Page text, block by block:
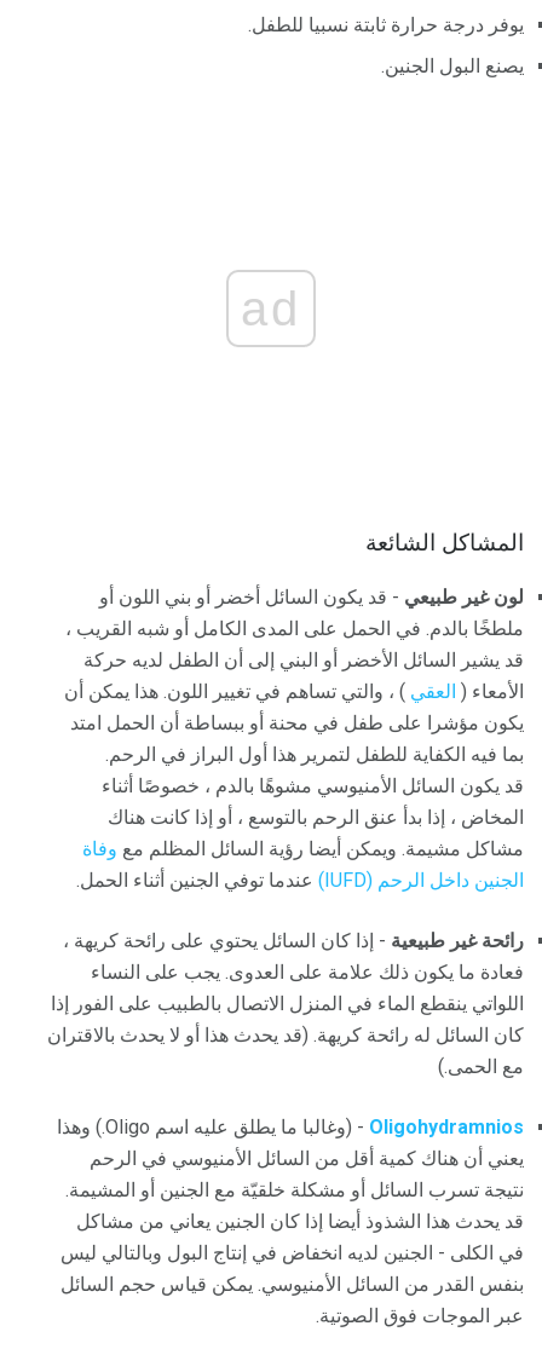
يوفر درجة حرارة ثابتة نسبيا للطفل.
يصنع البول الجنين.
ad
المشاكل الشائعة
لون غير طبيعي - قد يكون السائل أخضر أو ​​بني اللون أو
ملطخًا بالدم. في الحمل على المدى الكامل أو شبه القريب ،
قد يشير السائل الأخضر أو ​​البني إلى أن الطفل لديه حركة
الأمعاء ( العقي ) ، والتي تساهم في تغيير اللون. هذا يمكن أن
يكون مؤشرا على طفل في محنة أو ببساطة أن الحمل امتد
بما فيه الكفاية للطفل لتمرير هذا أول البراز في الرحم.
قد يكون السائل الأمنيوسي مشوهًا بالدم ، خصوصًا أثناء
المخاض ، إذا بدأ عنق الرحم بالتوسع ، أو إذا كانت هناك
مشاكل مشيمة. ويمكن أيضا رؤية السائل المظلم مع وفاة
الجنين داخل الرحم (IUFD)
عندما توفي الجنين أثناء الحمل.
رائحة غير طبيعية - إذا كان السائل يحتوي على رائحة كريهة ،
فعادة ما يكون ذلك علامة على العدوى. يجب على النساء
اللواتي ينقطع الماء في المنزل الاتصال بالطبيب على الفور إذا
كان السائل له رائحة كريهة. (قد يحدث هذا أو لا يحدث بالاقتران
مع الحمى.)
Oligohydramnios
- (وغالبا ما يطلق عليه اسم Oligo.) وهذا
يعني أن هناك كمية أقل من السائل الأمنيوسي في الرحم
نتيجة تسرب السائل أو مشكلة خلقيّة مع الجنين أو المشيمة.
قد يحدث هذا الشذوذ أيضا إذا كان الجنين يعاني من مشاكل
في الكلى - الجنين لديه انخفاض في إنتاج البول وبالتالي ليس
بنفس القدر من السائل الأمنيوسي. يمكن قياس حجم السائل
عبر الموجات فوق الصوتية.